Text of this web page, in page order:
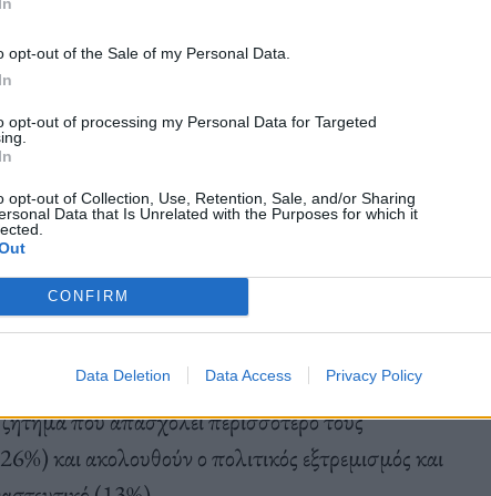
opt-out of the Sale of my Personal Data.
opt-out of processing my Personal Data for Targeted
opt-out of Collection, Use, Retention, Sale, and/or Sharing
Data that Is Unrelated with the Purposes for which it
CONFIRM
Data Deletion Data Access Privacy Policy
ανέβει κατά μία μονάδα, στο 43%.
εκστρατεία από την απόφαση του
και να στηρίξει τον Ντόναλντ Τραμπ.
δήλωνε ότι θα στήριζε τον Κένεντι.
Μπάιντεν για τη διαχείριση της
αισθάνονται τις επιπτώσεις από τον υψηλό
που απασχολεί περισσότερο τους
και ακολουθούν ο πολιτικός εξτρεμισμός και